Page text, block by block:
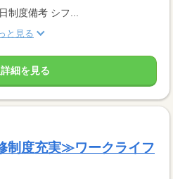
制度備考 シフ...
と見る
細を見る
度充実≫ワークライフ